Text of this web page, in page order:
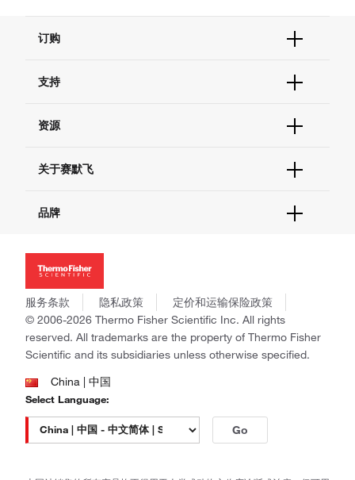
订购
订单支持
现货供应中心
支持
联系我们 - 400 820 8982
查找文件&证书
资源
促销
社交媒体
关于赛默飞
招聘
新闻
社会责任
商标
政策和通知
品牌
Applied Biosystems
Invitrogen
Gibco
Ion Torrent
Unity Lab Services
Patheon
PPD
服务条款 隐私政策
定价和运输保险政策
© 2006-2026 Thermo Fisher Scientific Inc. All rights
reserved. All trademarks are the property of Thermo Fisher
Scientific and its subsidiaries unless otherwise specified.
China | 中国
Select Language:
Go